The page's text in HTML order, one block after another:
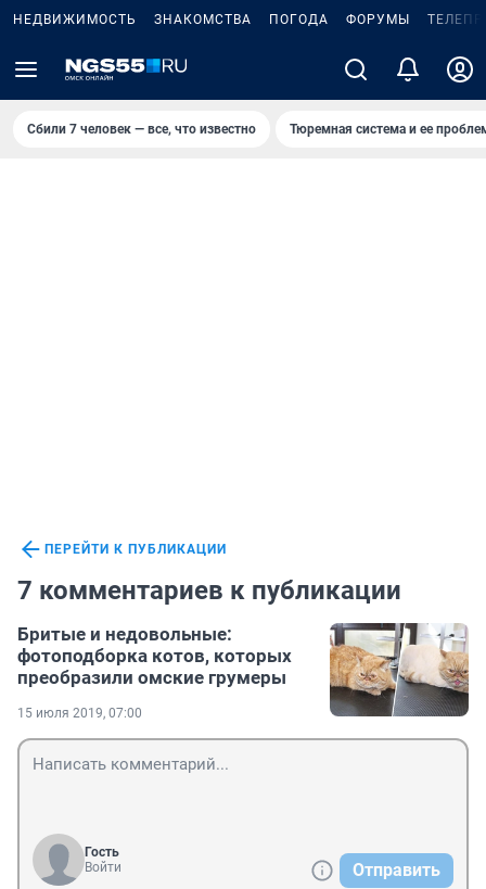
НЕДВИЖИМОСТЬ ЗНАКОМСТВА ПОГОДА ФОРУМЫ
Сбили 7 человек — все, что известно Тюремная система и ее
ПЕРЕЙТИ К ПУБЛИКАЦИИ
7 комментариев к публикации
Бритые и недовольные:
фотоподборка котов, которых
преобразили омские грумеры
15 июля 2019, 07:00
Гость
Войти
Отправить